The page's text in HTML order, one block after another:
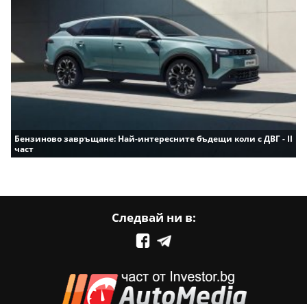
Бензиново завръщане: Най-интересните бъдещи коли с ДВГ - II
част
Следвай ни в: